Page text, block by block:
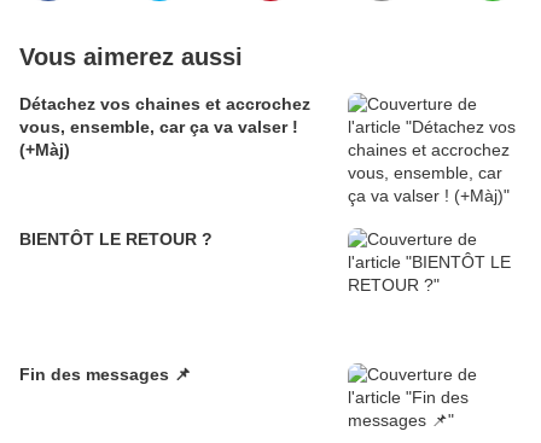
Vous aimerez aussi
Détachez vos chaines et accrochez
vous, ensemble, car ça va valser !
(+Màj)
BIENTÔT LE RETOUR ?
Fin des messages 📌